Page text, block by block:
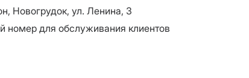
Новогрудок, ул. Ленина, 3
номер для обслуживания клиентов